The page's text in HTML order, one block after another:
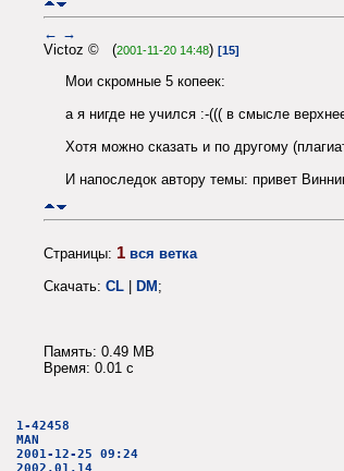
← →
Victoz © (2001-11-20 14:48) [15]
Мои скромные 5 копеек:
а я нигде не учился :-((( в смысле
Хотя можно сказать и по другому
И напоследок автору темы: привет
Страницы: 1 вся ветка
Скачать: CL DM ;
Память: 0.49 MB
Время: 0.01 c
1-42458
MAN
2001-12-25 09:24
2002.01.14